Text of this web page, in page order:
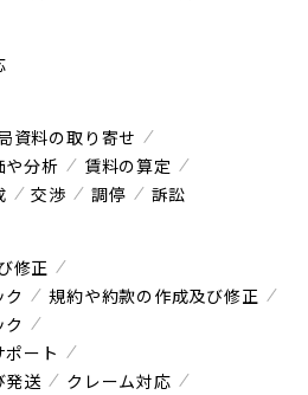
資料の取り寄せ
や分析
賃料の算定
交渉 調停
訴訟
修正
規約や約款の作成及び修正
ート
発送
クレーム対応